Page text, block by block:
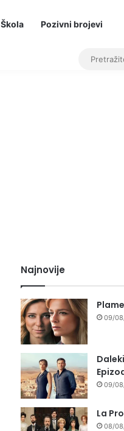
Škola Pozivni brojevi
Najnovije
09/
09/
La
08/